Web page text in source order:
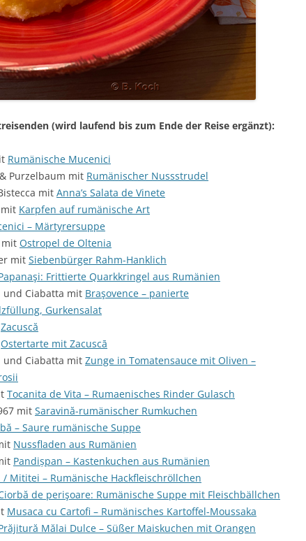
(wird laufend bis zum Ende der Reise ergänzt):
Rumänische Mucenici
Purzelbaum mit Rumänischer Nussstrudel
mit Anna’s Salata de Vinete
Karpfen auf rumänische Art
– Märtyrersuppe
mit Ostropel de Oltenia
mit Siebenbürger Rahm-Hanklich
Frittierte Quarkkringel aus Rumänien
und Ciabatta mit Braşovence – panierte
Gurkensalat
Zacuscă
Ostertarte mit Zacuscā
und Ciabatta mit Zunge in Tomatensauce mit Oliven –
Tocanita de Vita – Rumaenisches Rinder Gulasch
mit Saravină-rumänischer Rumkuchen
– Saure rumänische Suppe
Nussfladen aus Rumänien
Pandișpan – Kastenkuchen aus Rumänien
/ Mititei – Rumänische Hackfleischröllchen
de perişoare: Rumänische Suppe mit Fleischbällchen
Musaca cu Cartofi – Rumänisches Kartoffel-Moussaka
Mălai Dulce – Süßer Maiskuchen mit Orangen